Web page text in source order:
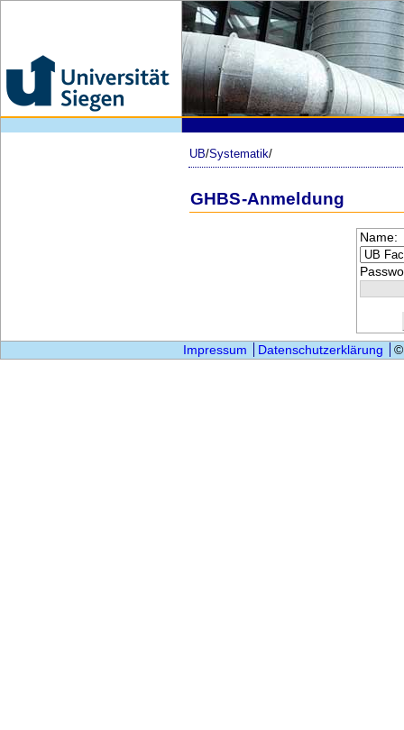
UB/Systematik/
GHBS-Anmeldung
Name:
Impressum Datenschutzerklärung ©